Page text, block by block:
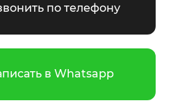
по телефону
в Whatsapp